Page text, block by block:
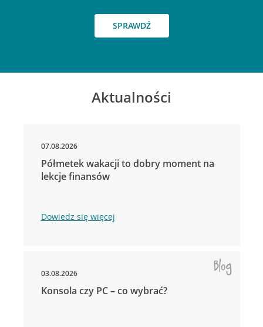
SPRAWDŹ
Aktualności
07.08.2026
Półmetek wakacji to dobry moment na
lekcje finansów
Dowiedz się więcej
03.08.2026
Konsola czy PC – co wybrać?